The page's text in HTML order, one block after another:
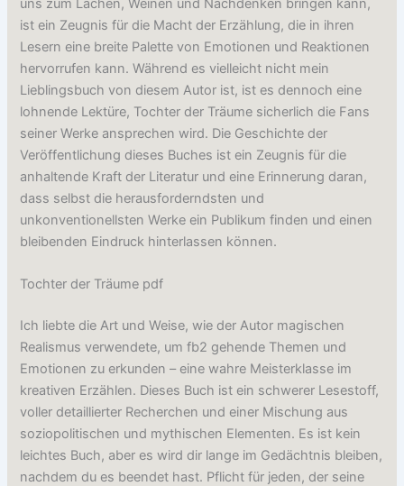
ist ein Zeugnis für die Macht der Erzählung, die in ihren
Lesern eine breite Palette von Emotionen und Reaktionen
hervorrufen kann. Während es vielleicht nicht mein
Lieblingsbuch von diesem Autor ist, ist es dennoch eine
lohnende Lektüre, Tochter der Träume sicherlich die Fans
seiner Werke ansprechen wird. Die Geschichte der
Veröffentlichung dieses Buches ist ein Zeugnis für die
anhaltende Kraft der Literatur und eine Erinnerung daran,
dass selbst die herausforderndsten und
unkonventionellsten Werke ein Publikum finden und einen
bleibenden Eindruck hinterlassen können.
Tochter der Träume pdf
Ich liebte die Art und Weise, wie der Autor magischen
Realismus verwendete, um fb2 gehende Themen und
Emotionen zu erkunden – eine wahre Meisterklasse im
kreativen Erzählen. Dieses Buch ist ein schwerer Lesestoff,
voller detaillierter Recherchen und einer Mischung aus
soziopolitischen und mythischen Elementen. Es ist kein
leichtes Buch, aber es wird dir lange im Gedächtnis bleiben,
nachdem du es beendet hast. Pflicht für jeden, der seine